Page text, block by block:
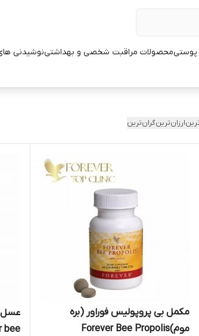
پوستیمحصولات مراقبت شخصی و بهداشتینوشیدنی
ارزان‌ترینگران‌ترین
مکمل بی پروپولیس فوراور (بره
موم)Forever Bee Propolis
عسل
bee